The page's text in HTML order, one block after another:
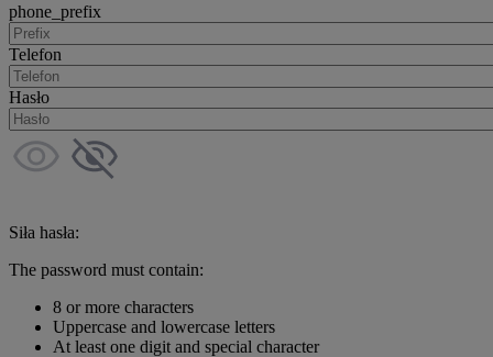
phone_prefix
Telefon
Hasło
Siła hasła:
The password must contain:
8 or more characters
Uppercase and lowercase letters
At least one digit and special character